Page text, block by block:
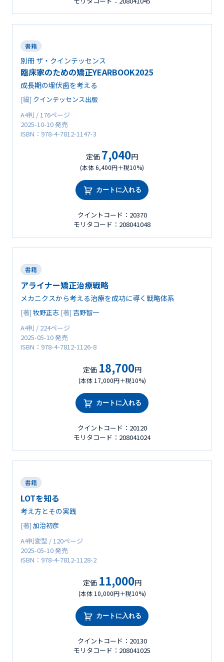
書籍
別冊 ザ・クインテッセンス
臨床家のための矯正YEARBOOK2025
成長期の埋伏歯を考える
[編] クインテッセンス出版
A4判 / 176ページ
2025-10-10 発売
ISBN：978-4-7812-1147-3
定価 7,040円
(本体 6,400円＋税10%)
カートに入れる
クイントコード：20370
モリタコード：208041048
書籍
アライナー矯正治療戦略
メカニクスから考える治療を成功に導く戦略体系
[著] 牧野正志 [著] 吉野智一
A4判 / 224ページ
2025-05-10 発売
ISBN：978-4-7812-1126-8
定価 18,700円
(本体 17,000円＋税10%)
カートに入れる
クイントコード：20120
モリタコード：208041024
書籍
LOTを知る
考え方とその実践
[著] 加治初彦
A4判変型 / 120ページ
2025-05-10 発売
ISBN：978-4-7812-1128-2
定価 11,000円
(本体 10,000円＋税10%)
カートに入れる
クイントコード：20130
モリタコード：208041025